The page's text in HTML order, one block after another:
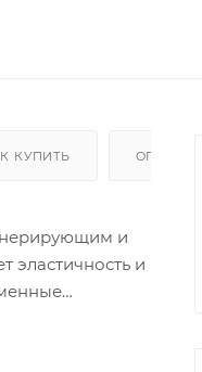
КУПИТЬ ОПЛАТА
и
эластичность и